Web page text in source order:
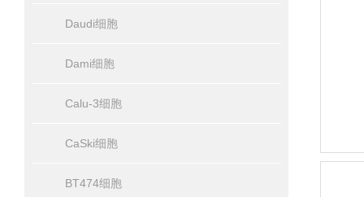
Daudi细胞
Dami细胞
Calu-3细胞
CaSki细胞
BT474细胞